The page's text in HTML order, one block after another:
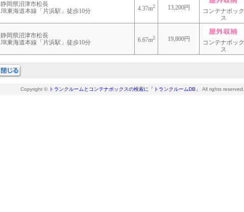
静岡県沼津市松長
JR東海道本線「片浜駅」徒歩10分
4.37m2 13,200円
コンテナボック
ス
静岡県沼津市松長
JR東海道本線「片浜駅」徒歩10分
6.67m2 19,800円
コンテナボック
ス
Copyright © トランクルームとコンテナボックスの検索に「トランクルームDB」 All rights reserved.